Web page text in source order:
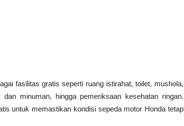
fasilitas gratis seperti ruang istirahat, toilet, mushola,
minuman, hingga pemeriksaan kesehatan ringan.
untuk memastikan kondisi sepeda motor Honda tetap